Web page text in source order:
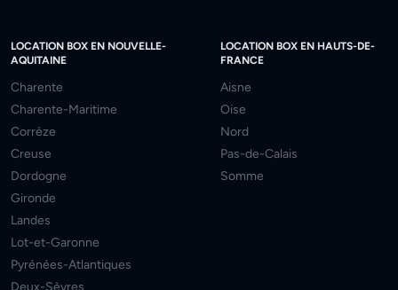
LOCATION BOX EN NOUVELLE-
AQUITAINE
Charente
Charente-Maritime
Corrèze
Creuse
Dordogne
Gironde
Landes
Lot-et-Garonne
Pyrénées-Atlantiques
Deux-Sèvres
LOCATION BOX EN HAUTS-DE-
FRANCE
Aisne
Oise
Nord
Pas-de-Calais
Somme